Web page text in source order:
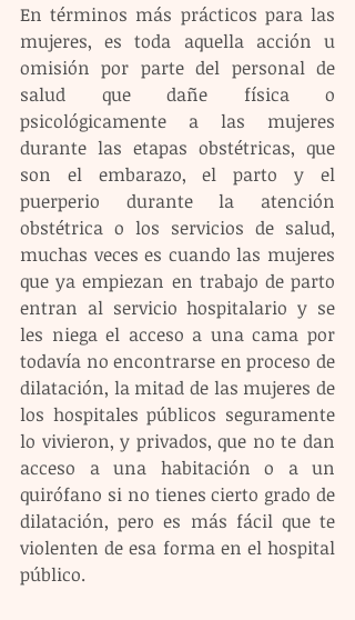
En términos más prácticos para las
mujeres, es toda aquella acción u
omisión por parte del personal de
salud que dañe física o
psicológicamente a las mujeres
durante las etapas obstétricas, que
son el embarazo, el parto y el
puerperio durante la atención
obstétrica o los servicios de salud,
muchas veces es cuando las mujeres
que ya empiezan en trabajo de parto
entran al servicio hospitalario y se
les niega el acceso a una cama por
todavía no encontrarse en proceso de
dilatación, la mitad de las mujeres de
los hospitales públicos seguramente
lo vivieron, y privados, que no te dan
acceso a una habitación o a un
quirófano si no tienes cierto grado de
dilatación, pero es más fácil que te
violenten de esa forma en el hospital
público.